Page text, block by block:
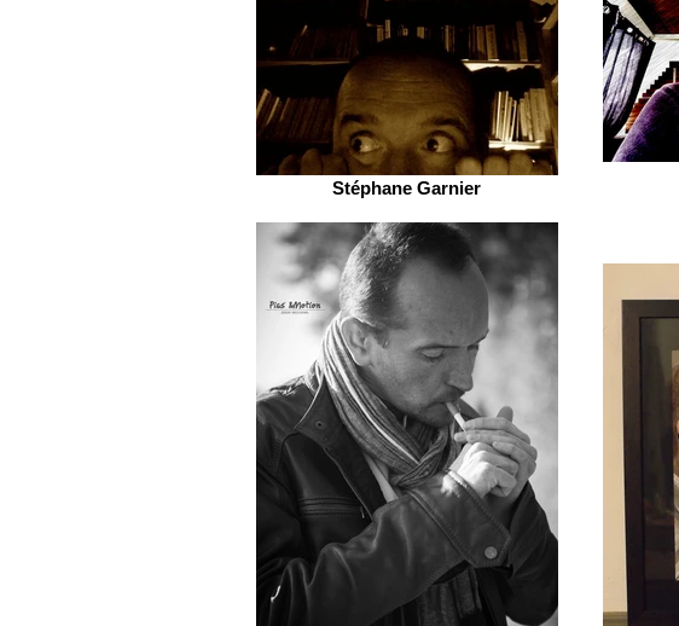
Stéphane Garnier